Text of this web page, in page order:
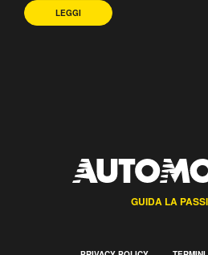
LEGGI
GUIDA LA